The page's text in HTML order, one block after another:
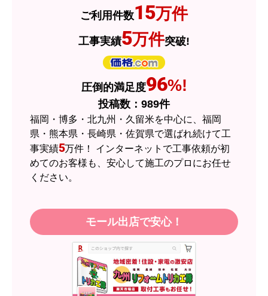
2026年7月3日 19:01
欲しい商品をスムーズに注文できましたか？
ショップからの連絡や対応は適切でしたか？
予定の期日までに商品が届きましたか？
はい
商品の梱包は必要十分なものでしたか？
はい
またこのショップを利用したいですか？
【注文商品】エアコン・クーラー 【注
文時期】2026年05月頃（モバイルから）
【このショップを選んだ理由は？】
近隣のショップでしっかりやってくれそうだった
ご利用件数15万件
工事実績5万件突破!
圧倒的満足度96%!
投稿数： 989件
福岡・博多・北九州・久留米を中心に、福岡
県・熊本県・長崎県・佐賀県で選ばれ続けて工
事実績5万件！ インターネットで工事依頼が初
めてのお客様も、安心して施工のプロにお任せ
ください。
モール出店で安心！